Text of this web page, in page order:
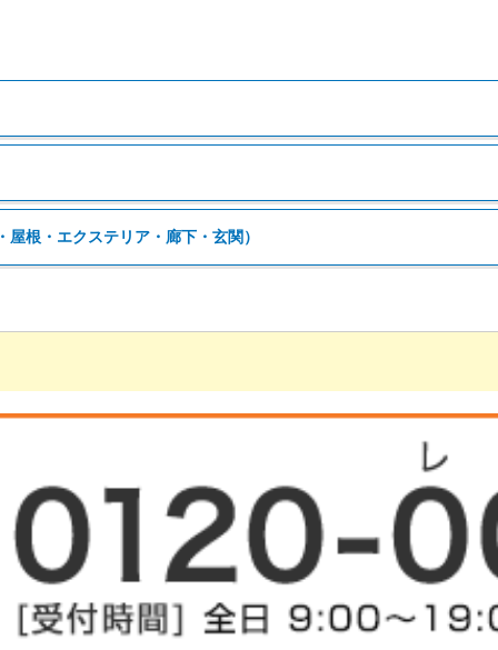
根・エクステリア・廊下・玄関）